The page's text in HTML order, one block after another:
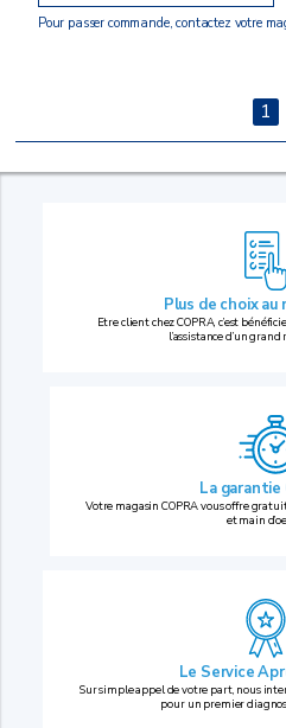
Pour passer commande, contactez votre
1
Plus de choix au
Etre client chez COPRA, c’est
l’assistance d’un
La garantie
Votre magasin COPRA vous offre
et main
Le Service
Sur simple appel de votre part, nous
pour un premier